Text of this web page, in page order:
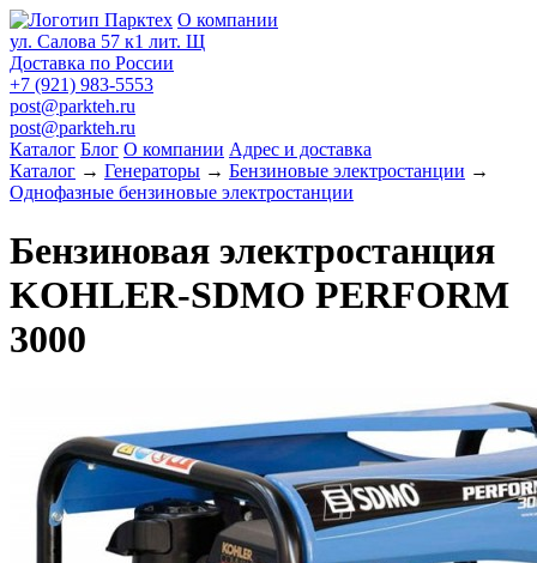
О компании
ул. Салова 57 к1 лит. Щ
Доставка по России
+7 (921) 983-5553
post@parkteh.ru
post@parkteh.ru
Каталог Блог О компании Адрес и доставка
Каталог → Генераторы → Бензиновые электростанции →
Однофазные бензиновые электростанции
Бензиновая электростанция
KOHLER-SDMO PERFORM
3000